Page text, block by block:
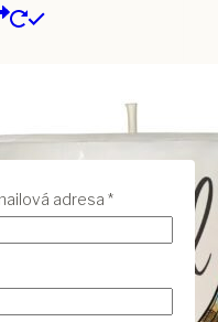
adresa *Povinné